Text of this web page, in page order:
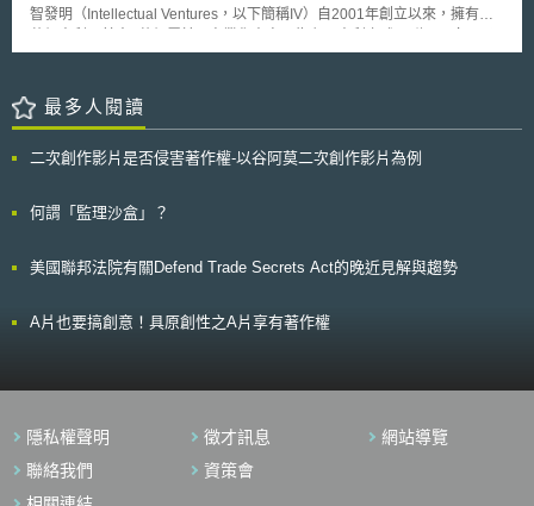
clothes washers）將可節省15%的電力消費以及35%的水費，上置式
美元的帳單花費。這些標準的制訂，是透過能源部的「能源效率與再生能
源」（Energy Efficiency and Renewable Energy (EERE) Program）計畫
提供技術面的相關建議，並與製造商、消費者團體及環保團體等的共同協
智發明（Intellectual Ventures，以下簡稱IV）自2001年創立以來，擁有約7
認自己屬於專利蟑螂的IV，2013年12月公開表列出3萬3千個用以主張專利
專利；至於其他未公開的專利，IV則稱受限於第三方的保密義務無法公開。
IV宣稱此舉目的在於提供潛在專利被授權人或買受人一個購物清單；然
力，所釋出之善意表示退讓。 前述公開清單目前在IV官網上公開提供下
檢視這份清單，瞭解該案是否為IV所主導，但實際在訴訟策略上該如何運用
最多人閱讀
二次創作影片是否侵害著作權-以谷阿莫二次創作影片為例
何謂「監理沙盒」？
美國聯邦法院有關Defend Trade Secrets Act的晚近見解與趨勢
A片也要搞創意！具原創性之A片享有著作權
隱私權聲明 徵才訊息
網站導覽
聯絡我們
資策會